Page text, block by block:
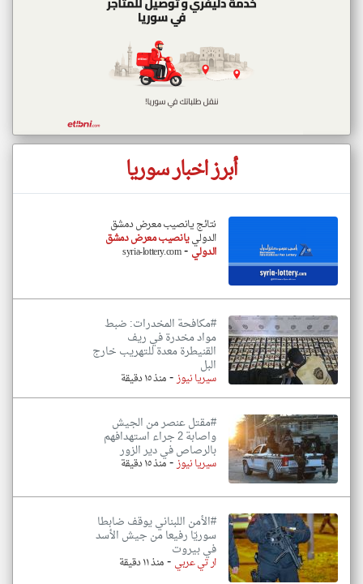
أبرز اخبار سوريا
نتائج يانصيب معرض دمشق
الدولييانصيب معرض دمشق
الدولي-
syria-lottery.com
#مكافحة المخدرات: ضبط
مواد مخدرة في ريف
القنيطرة معدة للتهريب خارج
البل
سيريا نيوز-منذ ١٥ دقيقة
#مقتل عنصر من الجيش
واصابة 2 جراء استهدافهم
بالرصاص في دير الزور
سيريا نيوز-منذ ١٥ دقيقة
#الأمن اللبناني يوقف ضابطا
سوريّا رفيعا من جيش الأسد
في بيروت
ار تي عربي -منذ ١١ دقيقة